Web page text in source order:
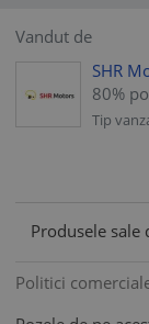
Vandut de
SHR
80%
Tip
Produsele
Politici